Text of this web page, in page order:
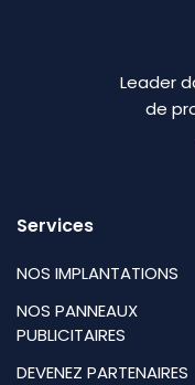
Leader
de
Services
NOS IMPLANTATIONS
NOS PANNEAUX
PUBLICITAIRES
DEVENEZ PARTENAIRES